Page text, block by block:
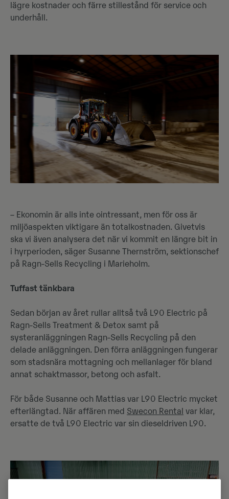
lägre kostnader och färre stillestånd för service och
underhåll.
– Ekonomin är alls inte ointressant, men för oss är
miljöaspekten viktigare än totalkostnaden. Givetvis
ska vi även analysera det när vi kommit en längre bit in
i hyrperioden, säger Susanne Thernström, sektionschef
på Ragn-Sells Recycling i Marieholm.
Tuffast tänkbara
Sedan början av året rullar alltså två L90 Electric på
Ragn-Sells Treatment & Detox samt på
systeranläggningen Ragn-Sells Recycling på den
delade anläggningen. Den förra anläggningen fungerar
som stadsnära mottagning och mellanlager för bland
annat schaktmassor, betong och asfalt.
För både Susanne och Mattias var L90 Electric mycket
efterlängtad. När affären med Swecon Rental var klar,
ersatte de två L90 Electric var sin dieseldriven L90.